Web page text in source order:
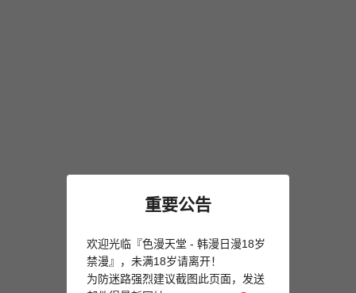
重要公告
欢迎光临『色漫天堂 - 韩漫日漫18岁
禁漫』，未满18岁请离开！
为防迷路强烈建议截图此页面，发送